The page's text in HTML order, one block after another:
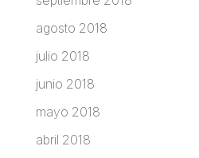
agosto 2018
julio 2018
junio 2018
mayo 2018
abril 2018